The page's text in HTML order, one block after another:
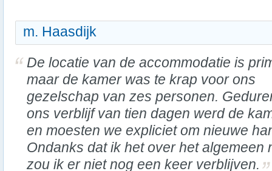
m. Haasdijk
De locatie van de accommodatie is
maar de kamer was te krap voor ons
gezelschap van zes personen.
ons verblijf van tien dagen werd de
en moesten we expliciet om nieuwe
Ondanks dat ik het over het algemeen
zou ik er niet nog een keer verblijven.